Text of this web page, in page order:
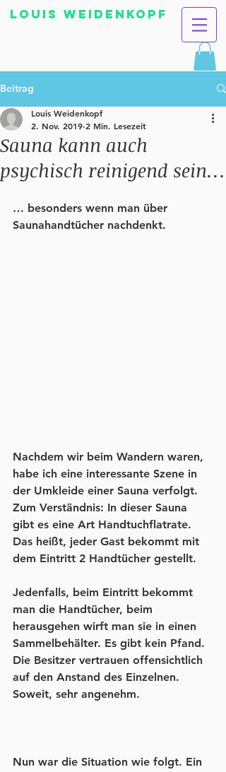
Louis Weidenkopf
Beitrag
Sauna kann auch
psychisch reinigend sein…
Louis Weidenkopf
2. Nov. 2019 2 Min. Lesezeit
… besonders wenn man über
Saunahandtücher nachdenkt.
Nachdem wir beim Wandern waren,
habe ich eine interessante Szene in
der Umkleide einer Sauna verfolgt.
Zum Verständnis: In dieser Sauna
gibt es eine Art Handtuchflatrate.
Das heißt, jeder Gast bekommt mit
dem Eintritt 2 Handtücher gestellt.
Jedenfalls, beim Eintritt bekommt
man die Handtücher, beim
herausgehen wirft man sie in einen
Sammelbehälter. Es gibt kein Pfand.
Die Besitzer vertrauen offensichtlich
auf den Anstand des Einzelnen.
Soweit, sehr angenehm.
Nun war die Situation wie folgt. Ein